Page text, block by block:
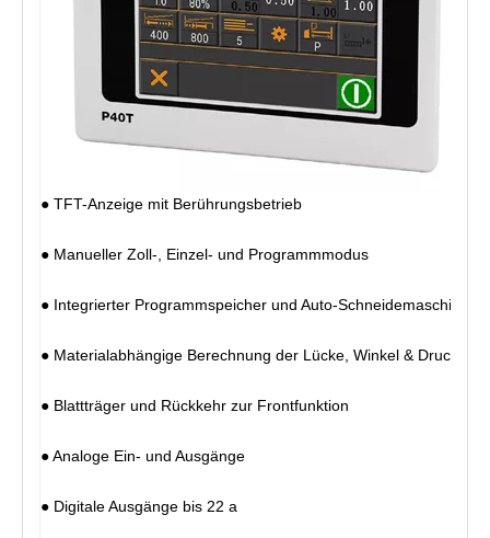
● TFT-Anzeige mit Berührungsbetrieb
● Manueller Zoll-, Einzel- und Programmmodus
● Integrierter Programmspeicher und Auto-Schneidemaschine
● Materialabhängige Berechnung der Lücke, Winkel & Druck
● Blattträger und Rückkehr zur Frontfunktion
● Analoge Ein- und Ausgänge
● Digitale Ausgänge bis 22 a